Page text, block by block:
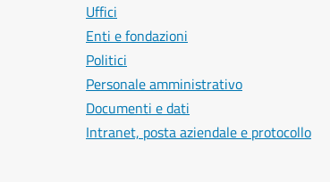
Uffici
Enti e fondazioni
Politici
Personale amministrativo
Documenti e dati
Intranet, posta aziendale e protocollo